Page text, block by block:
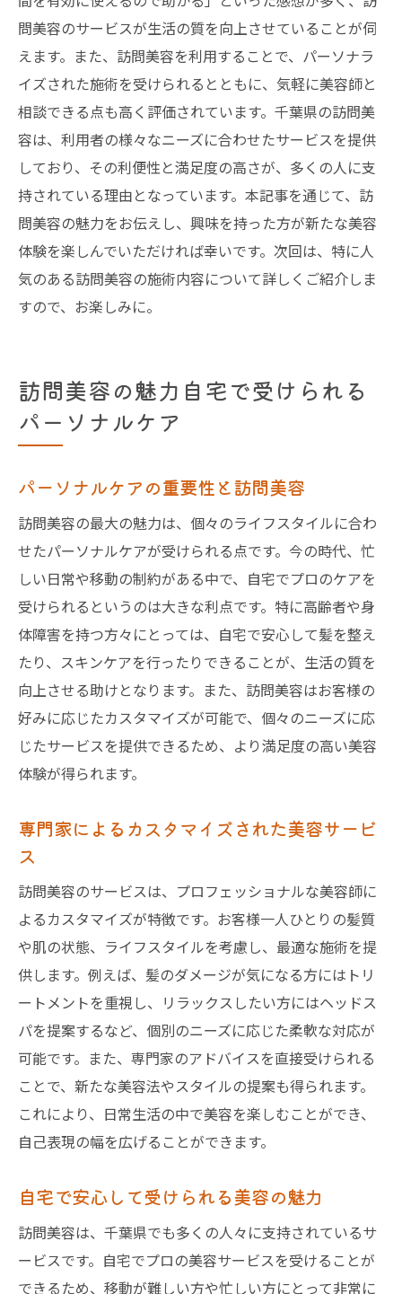
問美容のサービスが生活の質を向上させていることが伺
えます。また、訪問美容を利用することで、パーソナラ
イズされた施術を受けられるとともに、気軽に美容師と
相談できる点も高く評価されています。千葉県の訪問美
容は、利用者の様々なニーズに合わせたサービスを提供
しており、その利便性と満足度の高さが、多くの人に支
持されている理由となっています。本記事を通じて、訪
問美容の魅力をお伝えし、興味を持った方が新たな美容
体験を楽しんでいただければ幸いです。次回は、特に人
気のある訪問美容の施術内容について詳しくご紹介しま
すので、お楽しみに。
訪問美容の魅力自宅で受けられる
パーソナルケア
パーソナルケアの重要性と訪問美容
訪問美容の最大の魅力は、個々のライフスタイルに合わ
せたパーソナルケアが受けられる点です。今の時代、忙
しい日常や移動の制約がある中で、自宅でプロのケアを
受けられるというのは大きな利点です。特に高齢者や身
体障害を持つ方々にとっては、自宅で安心して髪を整え
たり、スキンケアを行ったりできることが、生活の質を
向上させる助けとなります。また、訪問美容はお客様の
好みに応じたカスタマイズが可能で、個々のニーズに応
じたサービスを提供できるため、より満足度の高い美容
体験が得られます。
専門家によるカスタマイズされた美容サービ
ス
訪問美容のサービスは、プロフェッショナルな美容師に
よるカスタマイズが特徴です。お客様一人ひとりの髪質
や肌の状態、ライフスタイルを考慮し、最適な施術を提
供します。例えば、髪のダメージが気になる方にはトリ
ートメントを重視し、リラックスしたい方にはヘッドス
パを提案するなど、個別のニーズに応じた柔軟な対応が
可能です。また、専門家のアドバイスを直接受けられる
ことで、新たな美容法やスタイルの提案も得られます。
これにより、日常生活の中で美容を楽しむことができ、
自己表現の幅を広げることができます。
自宅で安心して受けられる美容の魅力
訪問美容は、千葉県でも多くの人々に支持されているサ
ービスです。自宅でプロの美容サービスを受けることが
できるため、移動が難しい方や忙しい方にとって非常に